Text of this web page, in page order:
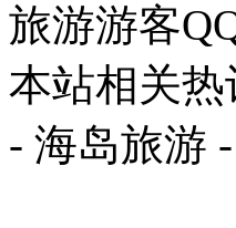
旅游游客
本站相关
- 海岛旅游